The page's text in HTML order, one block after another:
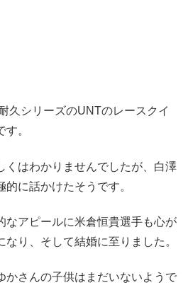
久シリーズのUNTのレースクイ
。
くはわかりませんでしたが、白澤
に話かけたそうです。
なアピールに米倉恒貴選手も心が
り、そして結婚に至りました。
かさんの子供はまだいないようで